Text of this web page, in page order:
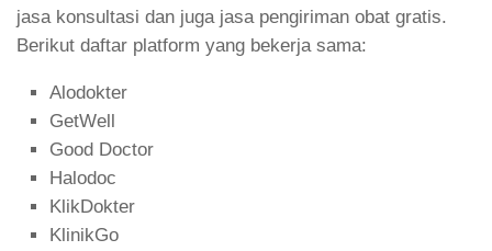
jasa konsultasi dan juga jasa pengiriman obat gratis.
Berikut daftar platform yang bekerja sama:
Alodokter
GetWell
Good Doctor
Halodoc
KlikDokter
KlinikGo